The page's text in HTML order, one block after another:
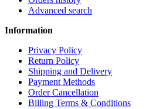
Advanced search
Information
Privacy Policy
Return Policy
Shipping and Delivery
Payment Methods
Order Cancellation
Billing Terms & Conditions